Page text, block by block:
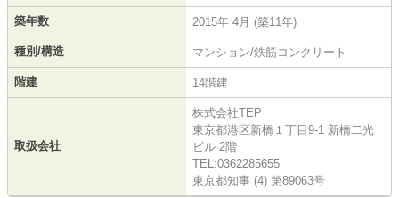
築年数 2015年 4月 (築11年)
種別/構造 マンション/鉄筋コンクリート
階建 14階建
取扱会社
株式会社TEP
東京都港区新橋１丁目9-1 新橋二光
ビル 2階
TEL:0362285655
東京都知事 (4) 第89063号